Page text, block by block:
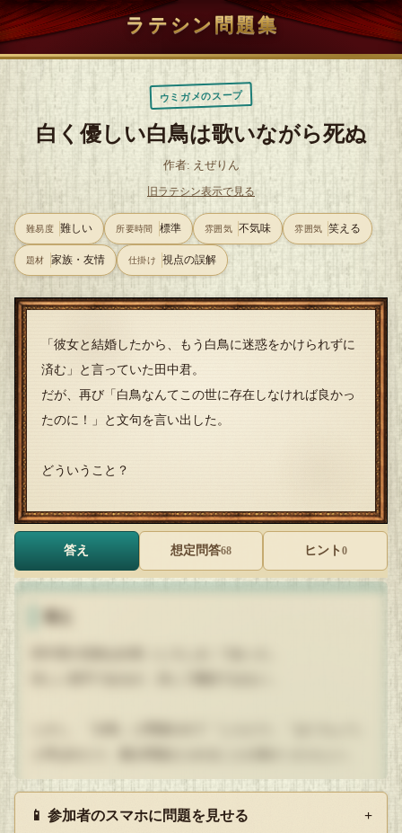
ラテシン問題集
ウミガメのスープ
白く優しい白鳥は歌いながら死ぬ
作者: えぜりん
旧ラテシン表示で見る
難易度 難しい 所要時間 標準 雰囲気 不気味 雰囲気 笑える
題材 家族・友情 仕掛け 視点の誤解
「彼女と結婚したから、もう白鳥に迷惑をかけられずに
済む」と言っていた田中君。
だが、再び「白鳥なんてこの世に存在しなければ良かっ
たのに！」と文句を言い出した。
どういうこと？
答え 想定問答68 ヒント 0
📱 参加者のスマホに問題を見せる +